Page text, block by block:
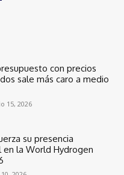
con precios
sale más caro a medio
15, 2026
su presencia
en la World Hydrogen